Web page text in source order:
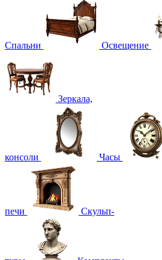
Спальни Освещение
Зеркала,
консоли Часы
печи Скульп-